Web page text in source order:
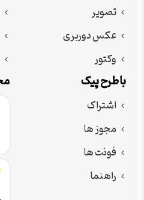
تصویر
عکس دوربری
وکتور
با طرح پیک
اشتراک
مجوز ها
فونت ها
راهنما